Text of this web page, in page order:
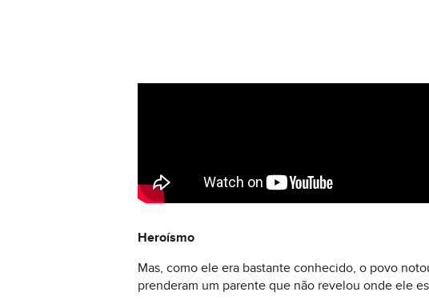
Heroísmo
Mas, como ele era bastante conhecido, o povo
prenderam um parente que não revelou onde ele